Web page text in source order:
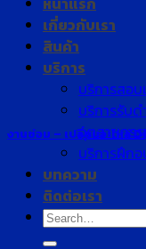
เกี่ยวกับเรา
สินค้า
บริการ
บริการสอ
บริการรับ
อุตสาหกร
บริการฝึก
บทความ
ติดต่อเรา
Search
for:
งานซ่อม – เปลี่ยนอะไหล่